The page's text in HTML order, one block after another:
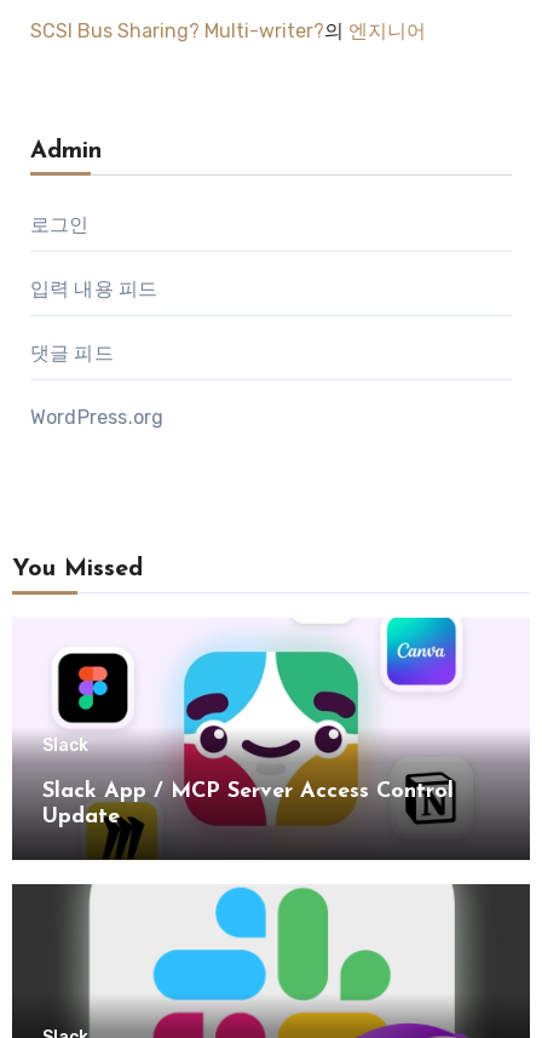
SCSI Bus Sharing? Multi-writer?의 엔지니어
Admin
로그인
입력 내용 피드
댓글 피드
WordPress.org
You Missed
Slack
Slack App / MCP Server Access Control
Update